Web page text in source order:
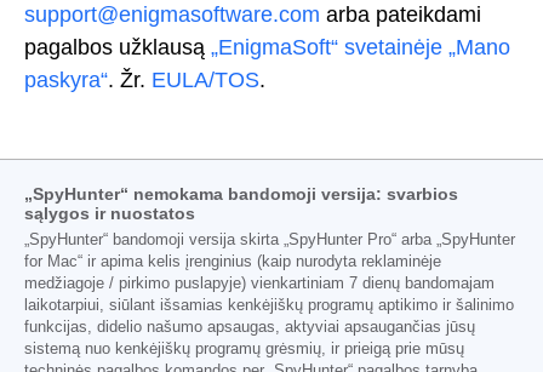
support@enigmasoftware.com arba pateikdami
pagalbos užklausą „EnigmaSoft“ svetainėje „Mano
paskyra“. Žr. EULA/TOS.
„SpyHunter“ nemokama bandomoji versija: svarbios
sąlygos ir nuostatos
„SpyHunter“ bandomoji versija skirta „SpyHunter Pro“ arba „SpyHunter
for Mac“ ir apima kelis įrenginius (kaip nurodyta reklaminėje
medžiagoje / pirkimo puslapyje) vienkartiniam 7 dienų bandomajam
laikotarpiui, siūlant išsamias kenkėjiškų programų aptikimo ir šalinimo
funkcijas, didelio našumo apsaugas, aktyviai apsaugančias jūsų
sistemą nuo kenkėjiškų programų grėsmių, ir prieigą prie mūsų